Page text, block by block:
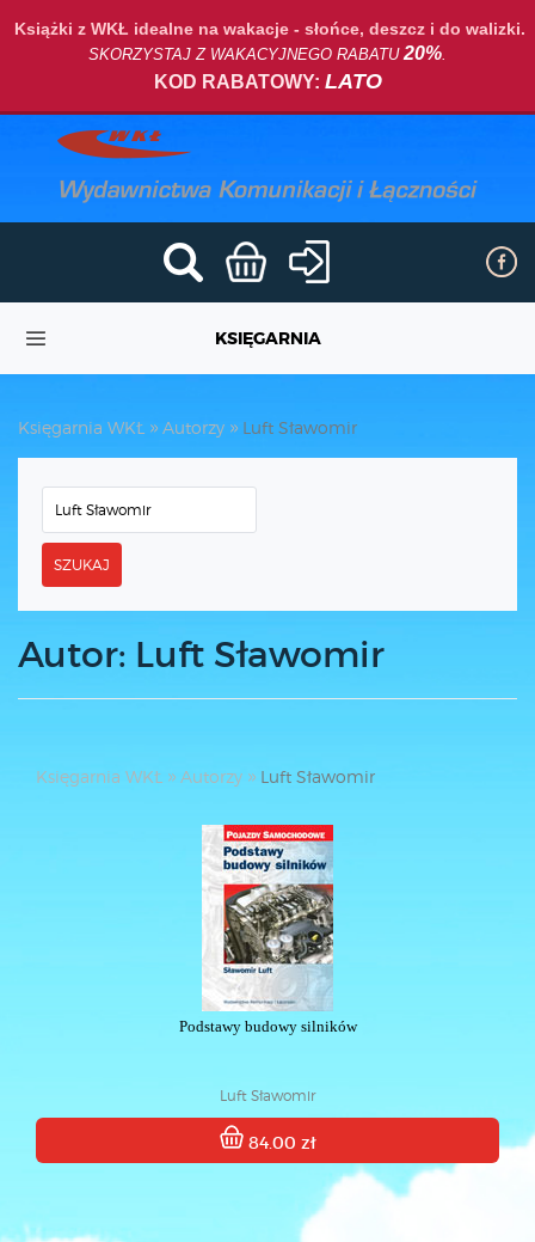
Książki z WKŁ idealne na wakacje - słońce, deszcz i do walizki.
SKORZYSTAJ Z WAKACYJNEGO RABATU20%.
KOD RABATOWY: LATO
KSIĘGARNIA
Księgarnia WKŁ Autorzy Luft Sławomir
SZUKAJ
Autor: Luft Sławomir
Księgarnia WKŁ Autorzy Luft Sławomir
Podstawy budowy silników
Luft Sławomir
84.00 zł